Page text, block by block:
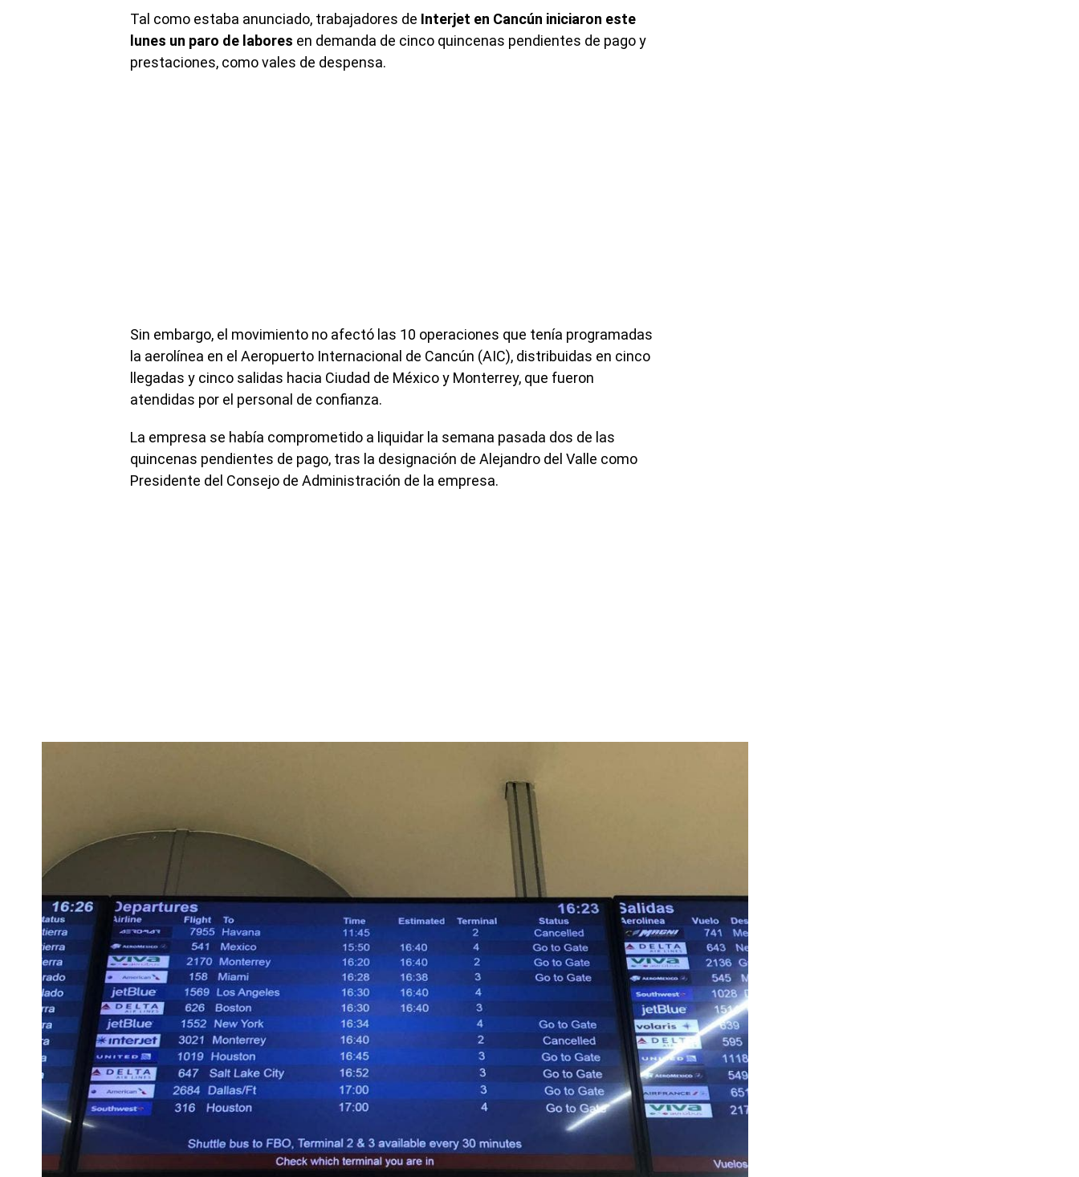
Tal como estaba anunciado, trabajadores de Interjet en Cancún iniciaron este
lunes un paro de labores en demanda de cinco quincenas pendientes de pago y
prestaciones, como vales de despensa.
Sin embargo, el movimiento no afectó las 10 operaciones que tenía programadas
la aerolínea en el Aeropuerto Internacional de Cancún (AIC), distribuidas en cinco
llegadas y cinco salidas hacia Ciudad de México y Monterrey, que fueron
atendidas por el personal de confianza.
La empresa se había comprometido a liquidar la semana pasada dos de las
quincenas pendientes de pago, tras la designación de Alejandro del Valle como
Presidente del Consejo de Administración de la empresa.